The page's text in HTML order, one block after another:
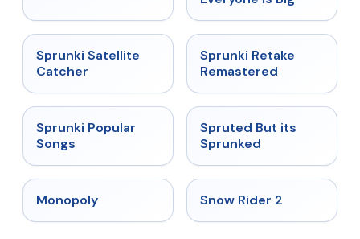
★ 4.4
Sprunki Satellite
Catcher
Sprunki Retake
Remastered
★
Sprunki Popular
Songs
★
Spruted But its
Sprunked
Monopoly Snow Rider 2